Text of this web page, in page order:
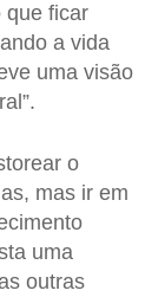
que ficar
a vida
uma visão
o
mas ir em
uma
outras